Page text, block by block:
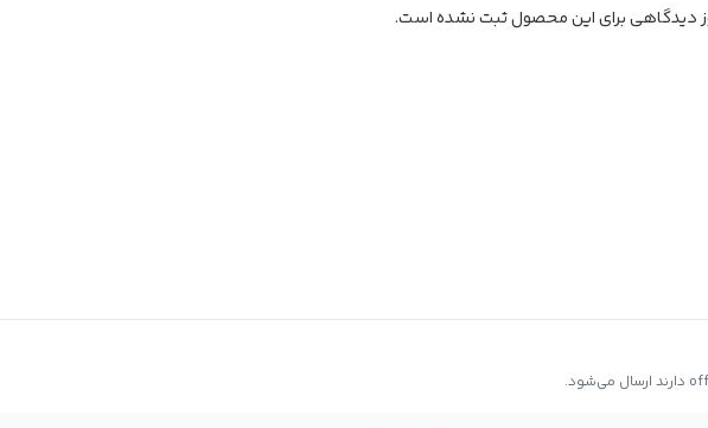
دیدگاهی برای این محصول ثبت نشده است.